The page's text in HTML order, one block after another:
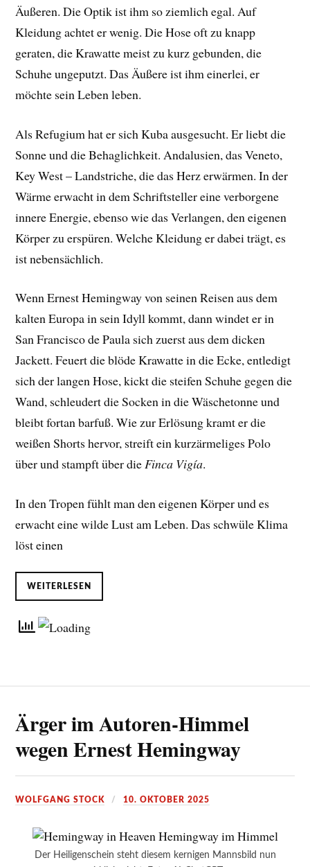
Äußeren. Die Optik ist ihm so ziemlich egal. Auf
Kleidung achtet er wenig. Die Hose oft zu knapp
geraten, die Krawatte meist zu kurz gebunden, die
Schuhe ungeputzt. Das Äußere ist ihm einerlei, er
möchte sein Leben leben.
Als Refugium hat er sich Kuba ausgesucht. Er liebt die
Sonne und die Behaglichkeit. Andalusien, das Veneto,
Key West – Landstriche, die das Herz erwärmen. In der
Wärme erwacht in dem Schriftsteller eine verborgene
innere Energie, ebenso wie das Verlangen, den eigenen
Körper zu erspüren. Welche Kleidung er dabei trägt, es
ist nebensächlich.
Wenn Ernest Hemingway von seinen Reisen aus dem
kalten Europa in sein Idyll kommt, dann windet er in
San Francisco de Paula sich zuerst aus dem dicken
Jackett. Feuert die blöde Krawatte in die Ecke, entledigt
sich der langen Hose, kickt die steifen Schuhe gegen die
Wand, schleudert die Socken in die Wäschetonne und
bleibt fortan barfuß. Wie zur Erlösung kramt er die
weißen Shorts hervor, streift ein kurzärmeliges Polo
über und stampft über dieFinca Vigía.
In den Tropen fühlt man den eigenen Körper und es
erwacht eine wilde Lust am Leben. Das schwüle Klima
löst einen
WEITERLESEN
Ärger im Autoren-Himmel
wegen Ernest Hemingway
WOLFGANG STOCK 10. OKTOBER 2025
Der Heiligenschein steht diesem kernigen Mannsbild nun